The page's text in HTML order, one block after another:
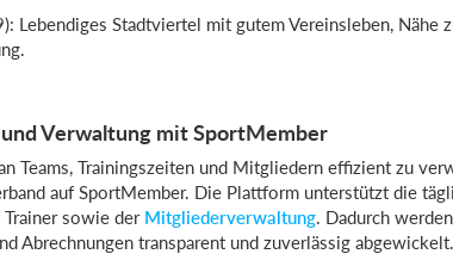
Lebendiges Stadtviertel mit gutem Vereinsleben, Nähe
Verwaltung mit SportMember
Teams, Trainingszeiten und Mitgliedern effizient zu
auf SportMember. Die Plattform unterstützt die
Trainer sowie der Mitgliederverwaltung. Dadurch
Abrechnungen transparent und zuverlässig abgewickelt.